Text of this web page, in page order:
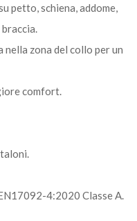
petto, schiena, addome,
zona del collo per un
comfort.
4:2020 Classe A.